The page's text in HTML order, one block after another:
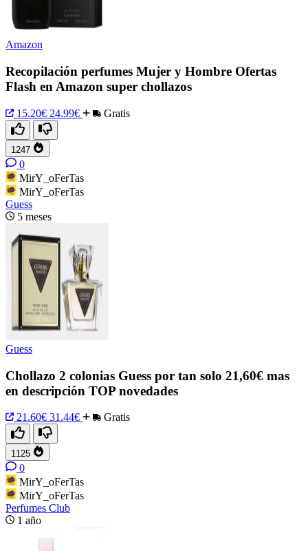
Amazon
Recopilación perfumes Mujer y Hombre Ofertas
Flash en Amazon super chollazos
15.20€ 24.99€ Gratis
1247
0
MirY_oFerTas
MirY_oFerTas
Guess
5 meses
Guess
Chollazo 2 colonias Guess por tan solo 21,60€ mas
en descripción TOP novedades
21.60€ 31.44€ Gratis
1125
0
MirY_oFerTas
MirY_oFerTas
Perfumes Club
1 año